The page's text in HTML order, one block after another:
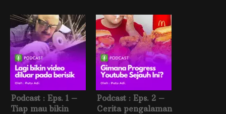
Podcast : Eps. 1 –
Tiap mau bikin
Podcast : Eps. 2 –
Cerita pengalaman